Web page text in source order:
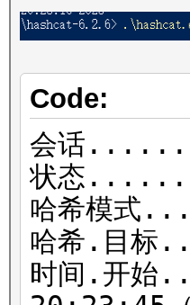
Code:
会话
状态
哈希模式
哈希.目标
时间.开始